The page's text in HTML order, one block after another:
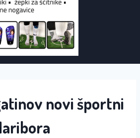
novi športni